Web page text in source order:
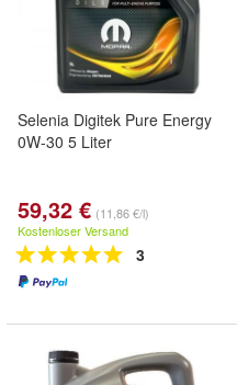
Selenia Digitek Pure Energy
0W-30 5 Liter
59,32 € (11,86 €/l)
Kostenloser Versand
3